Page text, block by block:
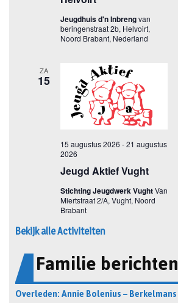
Bekijk alle Activiteiten
Familie berichten
Overleden: Annie Bolenius – Berkelmans